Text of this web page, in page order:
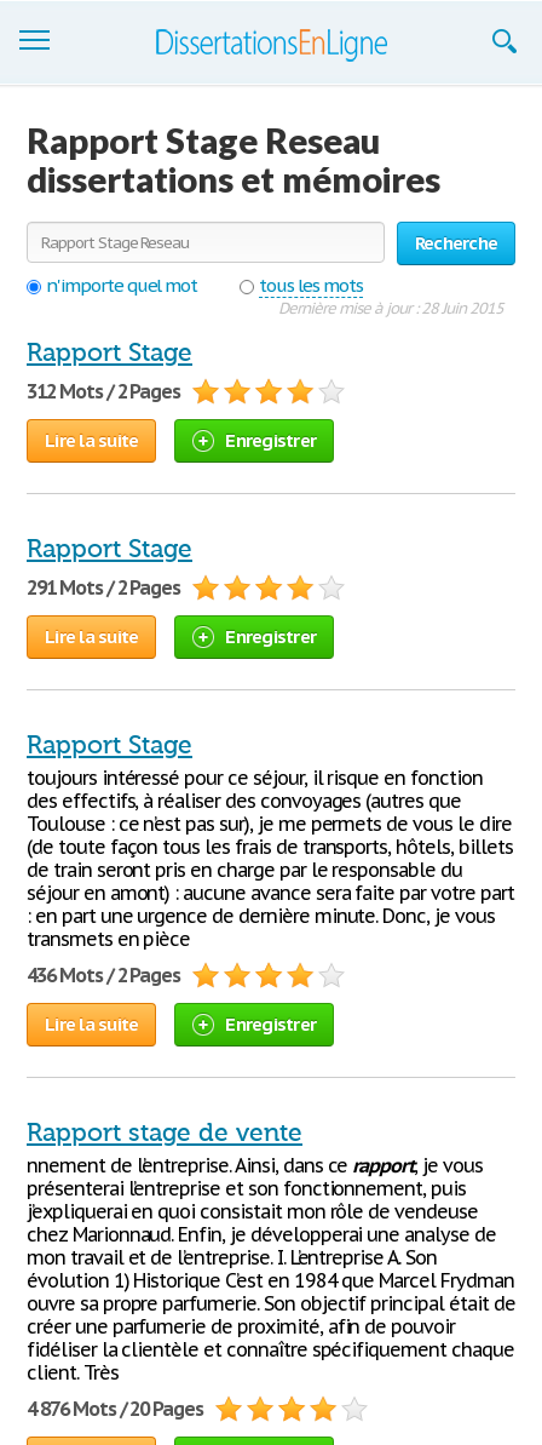
S'inscrire
Se connecter
Contactez-nous
Rapport Stage Reseau
dissertations et mémoires
Recherche
n'importe quel mot
tous les mots
Dernière mise à jour : 28 Juin 2015
Rapport Stage
312 Mots / 2 Pages
Lire la suite Enregistrer
Rapport Stage
291 Mots / 2 Pages
Lire la suite Enregistrer
Rapport Stage
toujours intéressé pour ce séjour, il risque en fonction
des effectifs, à réaliser des convoyages (autres que
Toulouse : ce n’est pas sur), je me permets de vous le dire
(de toute façon tous les frais de transports, hôtels, billets
de train seront pris en charge par le responsable du
séjour en amont) : aucune avance sera faite par votre part
: en part une urgence de dernière minute. Donc, je vous
transmets en pièce
436 Mots / 2 Pages
Lire la suite Enregistrer
Rapport stage de vente
nnement de l’entreprise. Ainsi, dans ce rapport, je vous
présenterai l’entreprise et son fonctionnement, puis
j’expliquerai en quoi consistait mon rôle de vendeuse
chez Marionnaud. Enfin, je développerai une analyse de
mon travail et de l’entreprise. I. L’entreprise A. Son
évolution 1) Historique C’est en 1984 que Marcel Frydman
ouvre sa propre parfumerie. Son objectif principal était de
créer une parfumerie de proximité, afin de pouvoir
fidéliser la clientèle et connaître spécifiquement chaque
client. Très
4 876 Mots / 20 Pages